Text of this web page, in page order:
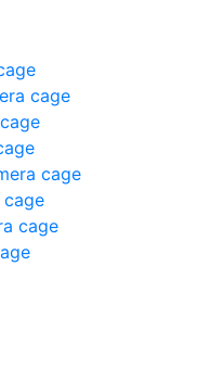
cage
cage
cage
cage